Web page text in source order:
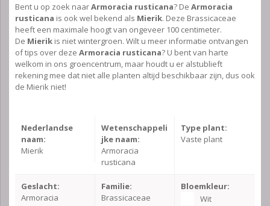
Bent u op zoek naarArmoracia rusticana? De Armoracia
rusticana is ook wel bekend als Mierik. Deze Brassicaceae
heeft een maximale hoogt van ongeveer 100 centimeter.
De Mierik is niet wintergroen. Wilt u meer informatie ontvangen
of tips over deze Armoracia rusticana? U bent van harte
welkom in ons groencentrum, maar houdt u er alstublieft
rekening mee dat niet alle planten altijd beschikbaar zijn, dus ook
de Mierik niet!
Nederlandse
naam:
Mierik
Wetenschappeli
jke naam:
Armoracia
rusticana
Type plant:
Vaste plant
Geslacht:
Armoracia
Familie:
Brassicaceae
Bloemkleur:
Wit